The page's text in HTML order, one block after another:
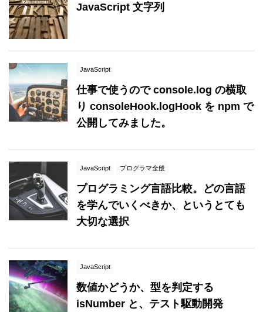
JavaScript 文字列
JavaScript
仕事で使うので console.log の横取
り consoleHook.logHook を npm で
公開してみました。
JavaScript プログラマ全般
プログラミング言語比較。どの言語
を学んでいくべきか、というとても
大切な選択
JavaScript
数値かどうか、型を判定する
isNumber と、テスト駆動開発